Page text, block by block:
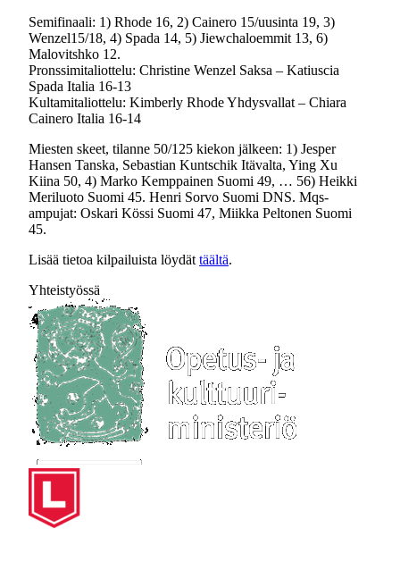
Semifinaali: 1) Rhode 16, 2) Cainero 15/uusinta 19, 3)
Wenzel15/18, 4) Spada 14, 5) Jiewchaloemmit 13, 6)
Malovitshko 12.
Pronssimitaliottelu: Christine Wenzel Saksa – Katiuscia
Spada Italia 16-13
Kultamitaliottelu: Kimberly Rhode Yhdysvallat – Chiara
Cainero Italia 16-14
Miesten skeet, tilanne 50/125 kiekon jälkeen: 1) Jesper
Hansen Tanska, Sebastian Kuntschik Itävalta, Ying Xu
Kiina 50, 4) Marko Kemppainen Suomi 49, … 56) Heikki
Meriluoto Suomi 45. Henri Sorvo Suomi DNS. Mqs-
ampujat: Oskari Kössi Suomi 47, Miikka Peltonen Suomi
45.
Lisää tietoa kilpailuista löydät täältä.
Yhteistyössä